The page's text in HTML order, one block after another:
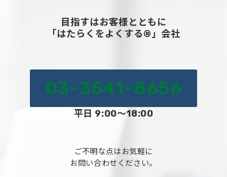
目指すはお客様とともに
「はたらくをよくする®」会社
03-3541-8656
平日 9:00～18:00
ご不明な点はお気軽に
お問い合わせください。